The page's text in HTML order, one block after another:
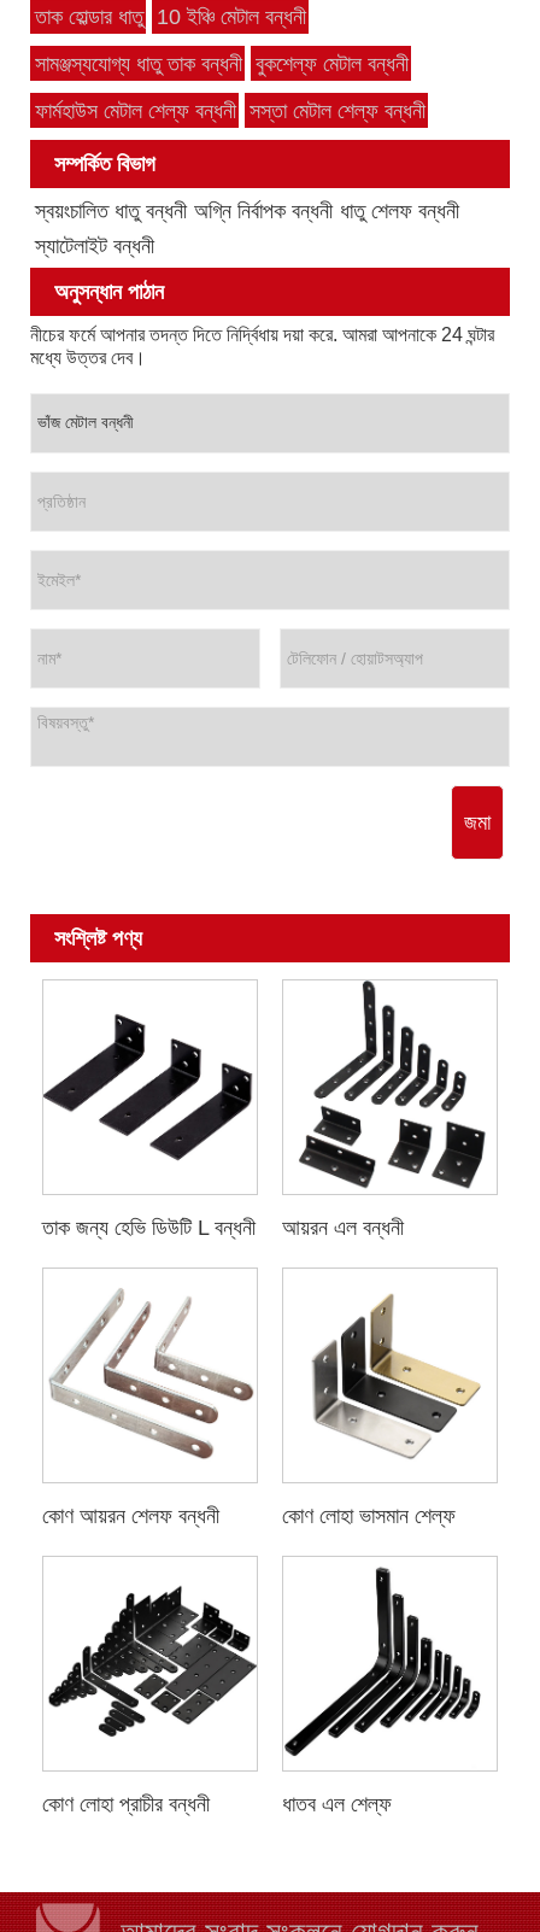
তাক হোল্ডার ধাতু
10 ইঞ্চি মেটাল বন্ধনী
সামঞ্জস্যযোগ্য ধাতু তাক বন্ধনী বুকশেল্ফ মেটাল বন্ধনী
ফার্মহাউস মেটাল শেল্ফ বন্ধনী সস্তা মেটাল শেল্ফ বন্ধনী
সম্পর্কিত বিভাগ
স্বয়ংচালিত ধাতু বন্ধনী অগ্নি নির্বাপক বন্ধনী ধাতু শেলফ বন্ধনী
স্যাটেলাইট বন্ধনী
অনুসন্ধান পাঠান
নীচের ফর্মে আপনার তদন্ত দিতে নির্দ্বিধায় দয়া করে. আমরা আপনাকে 24 ঘন্টার
মধ্যে উত্তর দেব।
জমা
সংশ্লিষ্ট পণ্য
তাক জন্য হেভি ডিউটি ​​L বন্ধনী আয়রন এল বন্ধনী
কোণ আয়রন শেলফ বন্ধনী কোণ লোহা ভাসমান শেল্ফ
কোণ লোহা প্রাচীর বন্ধনী ধাতব এল শেল্ফ